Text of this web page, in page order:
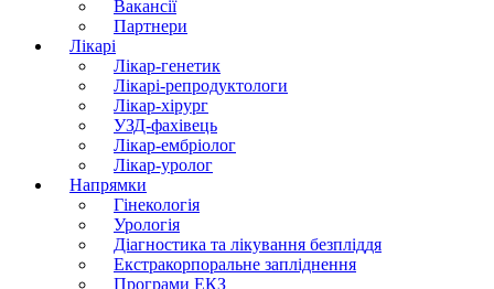
Вакансії
Партнери
Лікарі
Лікар-генетик
Лікарі-репродуктологи
Лікар-хірург
УЗД-фахівець
Лікар-ембріолог
Лікар-уролог
Напрямки
Гінекологія
Урологія
Діагностика та лікування безпліддя
Екстракорпоральне запліднення
Програми ЕКЗ